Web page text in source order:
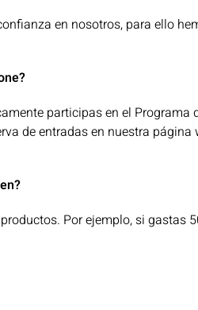
en nosotros, para ello
participas en el
de entradas en nuestra
Por ejemplo, si gastas